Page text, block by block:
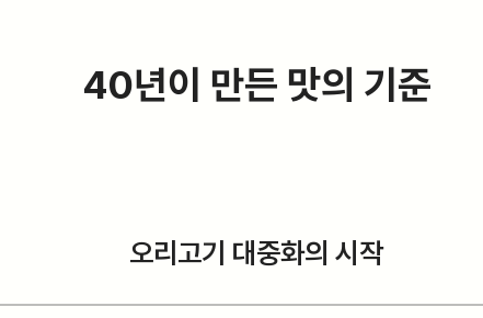
40년이 만든 맛의 기준
오리고기 대중화의 시작